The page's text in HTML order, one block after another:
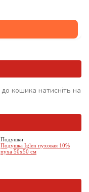
кошика натисніть на
Подушки
Подушка Iglen пуховая 10%
пуха 50х50 см